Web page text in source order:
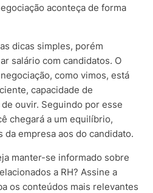
aconteça de forma
dicas simples, porém
salário com candidatos. O
como vimos, está
capacidade de
ouvir. Seguindo por esse
chegará a um equilíbrio,
empresa aos do candidato.
manter-se informado sobre
a RH? Assine a
os conteúdos mais relevantes